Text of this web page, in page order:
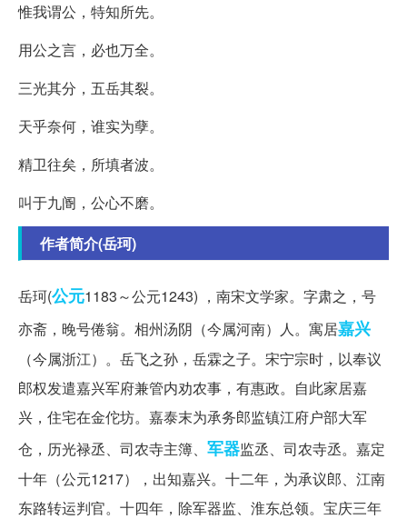
惟我谓公，特知所先。
用公之言，必也万全。
三光其分，五岳其裂。
天乎奈何，谁实为孽。
精卫往矣，所填者波。
叫于九阍，公心不磨。
作者简介(岳珂)
岳珂(公元1183～公元1243) ，南宋文学家。字肃之，号
亦斋，晚号倦翁。相州汤阴（今属河南）人。寓居嘉兴
（今属浙江）。岳飞之孙，岳霖之子。宋宁宗时，以奉议
郎权发遣嘉兴军府兼管内劝农事，有惠政。自此家居嘉
兴，住宅在金佗坊。嘉泰末为承务郎监镇江府户部大军
仓，历光禄丞、司农寺主簿、 军器监丞、司农寺丞。嘉定
十年（公元1217），出知嘉兴。十二年，为承议郎、江南
东路转运判官。十四年，除军器监、淮东总领。宝庆三年